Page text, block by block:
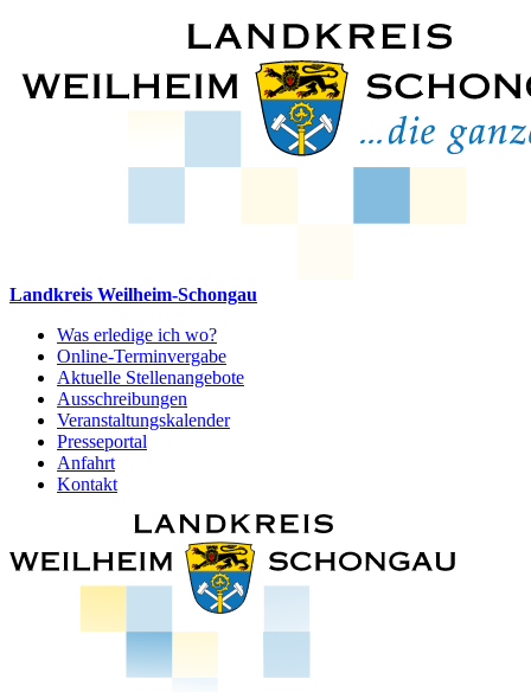
Landkreis Weilheim-Schongau
Was erledige ich wo?
Online-Terminvergabe
Aktuelle Stellenangebote
Ausschreibungen
Veranstaltungskalender
Presseportal
Anfahrt
Kontakt